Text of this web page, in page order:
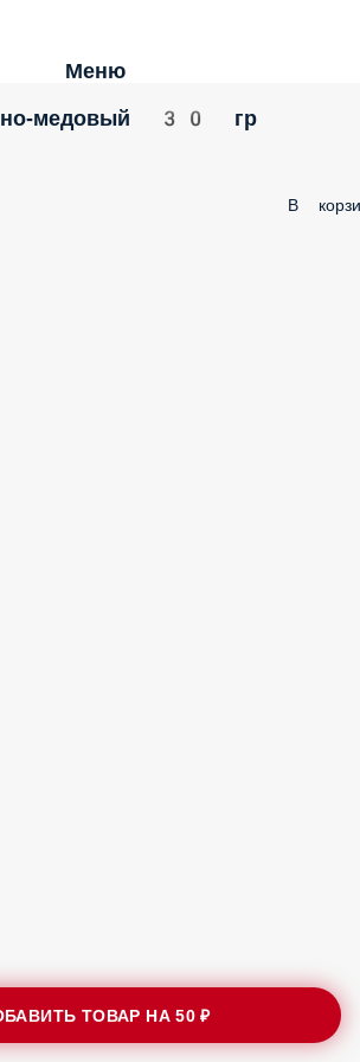
Меню
медовый 30 гр
В
ТОВАР НА50 ₽